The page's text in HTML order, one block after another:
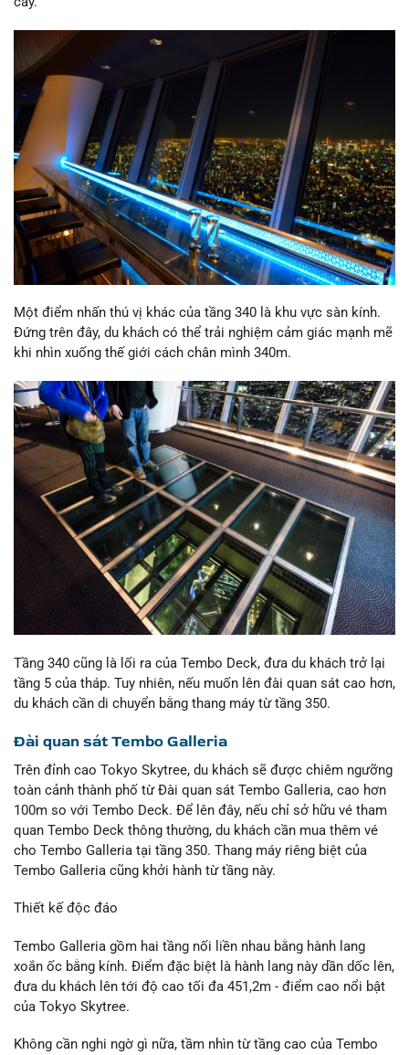
Một điểm nhấn thú vị khác của tầng 340 là khu vực sàn kính.
Đứng trên đây, du khách có thể trải nghiệm cảm giác mạnh mẽ
khi nhìn xuống thế giới cách chân mình 340m.
Tầng 340 cũng là lối ra của Tembo Deck, đưa du khách trở lại
tầng 5 của tháp. Tuy nhiên, nếu muốn lên đài quan sát cao hơn,
du khách cần di chuyển bằng thang máy từ tầng 350.
Đài quan sát Tembo Galleria
Trên đỉnh cao Tokyo Skytree, du khách sẽ được chiêm ngưỡng
toàn cảnh thành phố từ Đài quan sát Tembo Galleria, cao hơn
100m so với Tembo Deck. Để lên đây, nếu chỉ sở hữu vé tham
quan Tembo Deck thông thường, du khách cần mua thêm vé
cho Tembo Galleria tại tầng 350. Thang máy riêng biệt của
Tembo Galleria cũng khởi hành từ tầng này.
Thiết kế độc đáo
Tembo Galleria gồm hai tầng nối liền nhau bằng hành lang
xoắn ốc bằng kính. Điểm đặc biệt là hành lang này dần dốc lên,
đưa du khách lên tới độ cao tối đa 451,2m - điểm cao nổi bật
của Tokyo Skytree.
Không cần nghi ngờ gì nữa, tầm nhìn từ tầng cao của Tembo